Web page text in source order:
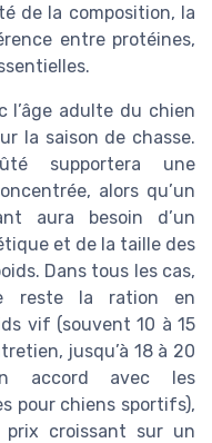
de la composition, la
entre protéines,
l’âge adulte du chien
la saison de chasse.
supportera une
alors qu’un
aura besoin d’un
et de la taille des
Dans tous les cas,
reste la ration en
vif (souvent 10 à 15
jusqu’à 18 à 20
accord avec les
pour chiens sportifs),
croissant sur un